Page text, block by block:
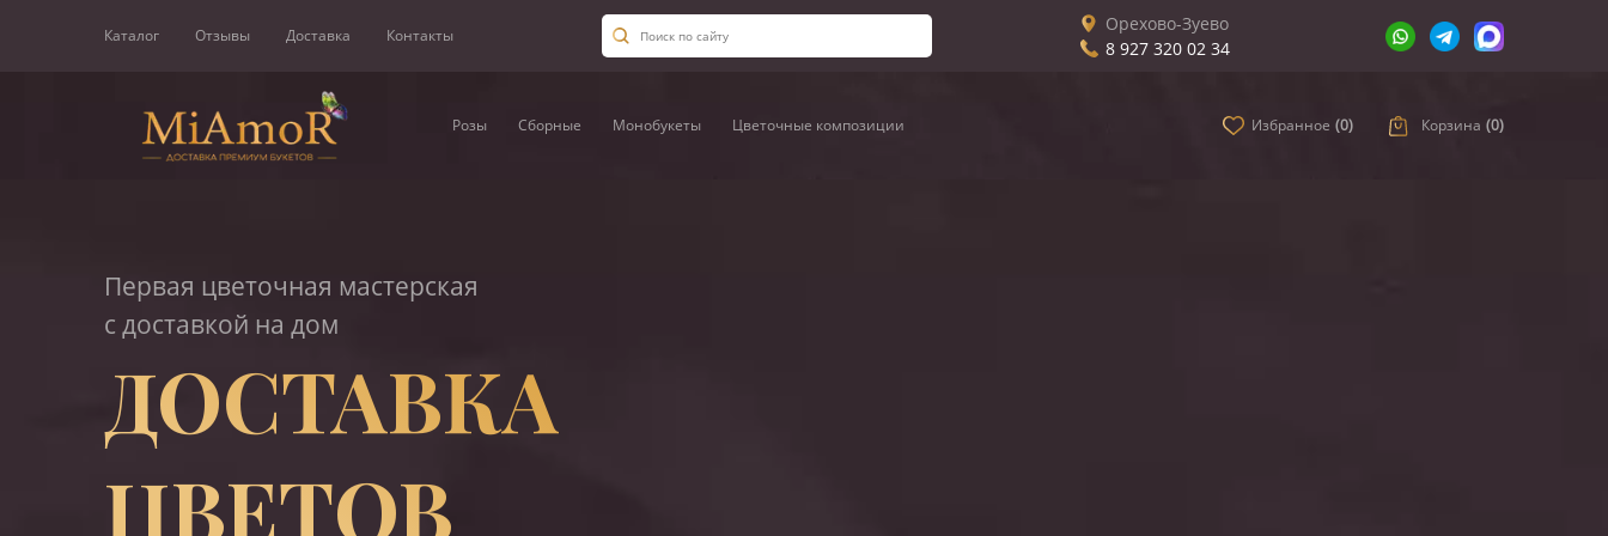
Каталог Отзывы Доставка Контакты
Орехово-Зуево
8 927 320 02 34
Розы Сборные Монобукеты Цветочные композиции Избранное (0) Корзина (0)
Первая цветочная мастерская
с доставкой на дом
ДОСТАВКА
ЦВЕТОВ